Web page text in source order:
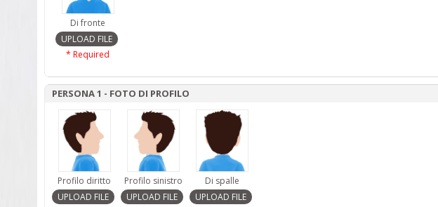
Di fronte
* Required
PERSONA 1 - FOTO DI PROFILO
Profilo diritto Profilo sinistro Di spalle